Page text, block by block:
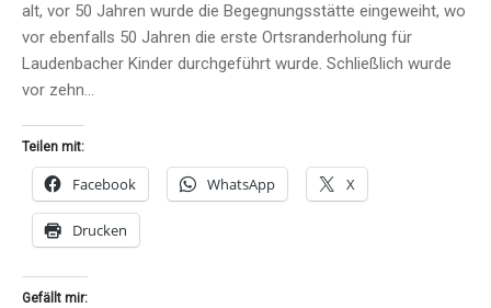
alt, vor 50 Jahren wurde die Begegnungsstätte eingeweiht, wo
vor ebenfalls 50 Jahren die erste Ortsranderholung für
Laudenbacher Kinder durchgeführt wurde. Schließlich wurde
vor zehn…
Teilen mit:
Facebook WhatsApp X
Drucken
Gefällt mir: